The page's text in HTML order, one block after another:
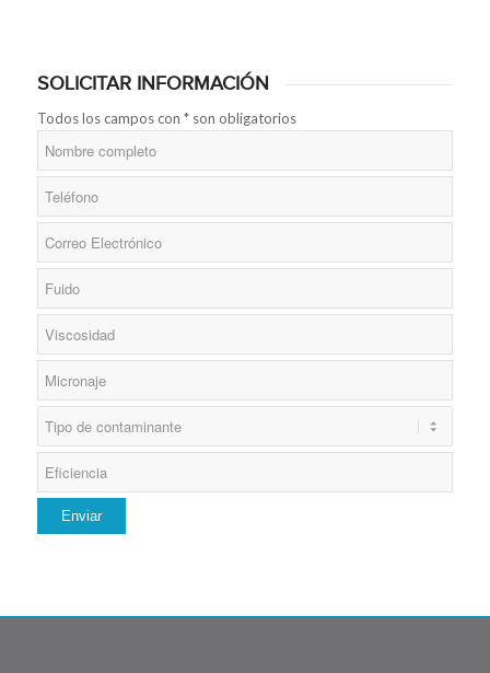
SOLICITAR INFORMACIÓN
Todos los campos con * son obligatorios